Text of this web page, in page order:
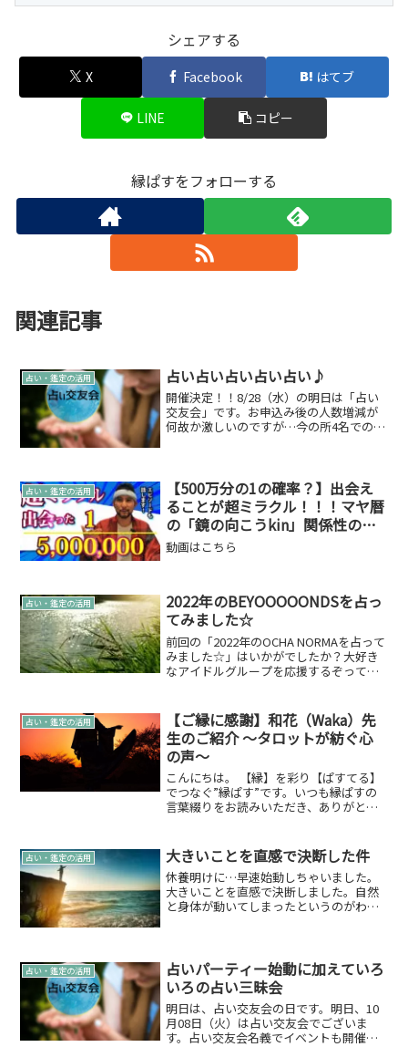
シェアする
X Facebook はてブ
LINE コピー
縁ぱすをフォローする
関連記事
占い・鑑定の活用 占い占い占い占い占い♪
開催決定！！8/28（水）の明日は「占い
交友会」です。お申込み後の人数増減が
何故か激しいのですが…今の所4名での開
リチュアル好きなら...
占い・鑑定の活用
【500万分の1の確率？】出会え
ることが超ミラクル！！！マヤ暦
の「鏡の向こうkin」関係性の人
と出会った話
動画はこちら
占い・鑑定の活用
2022年のBEYOOOOONDSを占っ
てみました☆
前回の「2022年のOCHA NORMAを占って
みました☆」はいかがでしたか？大好き
なアイドルグループを応援するぞってこ
「BEYOOOOONDS」の2022年をお届けし
ま...
占い・鑑定の活用
【ご縁に感謝】和花（Waka）先
生のご紹介 ～タロットが紡ぐ心
の声～
こんにちは。 【縁】を彩り【ぱすてる】
でつなぐ”縁ぱす”です。いつも縁ぱすの
言葉綴りをお読みいただき、ありがとう
い、未来へのヒントを届けてくださる素
敵な先生をご紹介さ...
占い・鑑定の活用 大きいことを直感で決断した件
休養明けに…早速始動しちゃいました。
大きいことを直感で決断しました。自然
と身体が動いてしまったというのがわか
この日には特別な意味...
占い・鑑定の活用
占いパーティー始動に加えていろ
いろの占い三昧会
明日は、占い交友会の日です。明日、10
月08日（火）は占い交友会でございま
す。占い交友会名義でイベントも開催も